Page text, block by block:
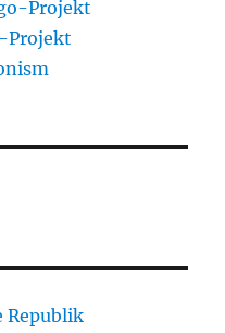
Projekt
Projekt
Republik